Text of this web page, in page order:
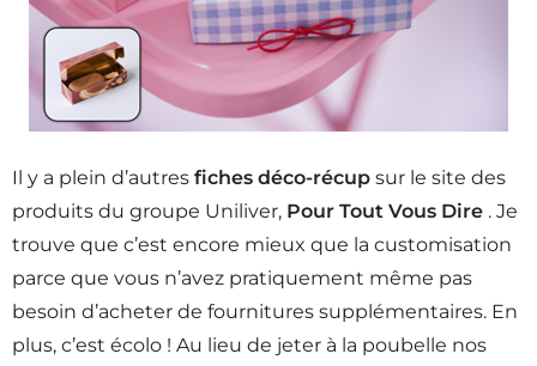
Il y a plein d’autres fiches déco-récup sur le site des
produits du groupe Uniliver, Pour Tout Vous Dire . Je
trouve que c’est encore mieux que la customisation
parce que vous n’avez pratiquement même pas
besoin d’acheter de fournitures supplémentaires. En
plus, c’est écolo ! Au lieu de jeter à la poubelle nos